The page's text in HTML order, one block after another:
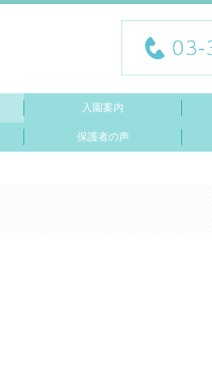
入園案内
保護者の声